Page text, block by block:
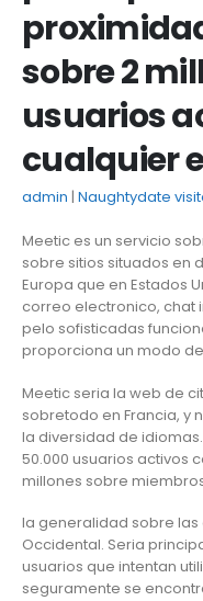
sobre 2
usuarios
cualquier
admin Naughtydate
Meetic es un servicio
sobre sitios situados en
Europa que en Estados
correo electronico, chat
pelo sofisticadas
proporciona un modo
Meetic seri­a la web de
sobretodo en Francia, y
la diversidad de
50.000 usuarios activos
millones sobre
la generalidad sobre las
Occidental. Seri­a
usuarios que intentan
seguramente se